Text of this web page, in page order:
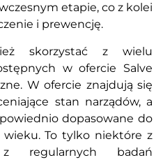
etapie, co z kolei
i prewencję.
skorzystać z wielu
w ofercie Salve
W ofercie znajdują się
stan narządów, a
dopasowane do
To tylko niektóre z
z regularnych badań